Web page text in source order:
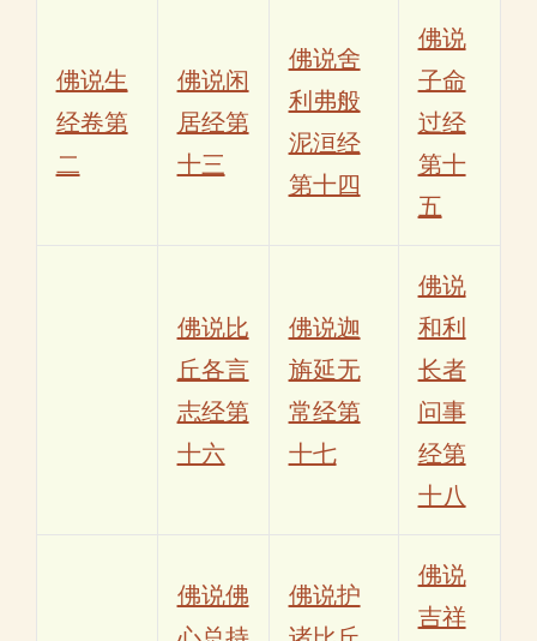
佛说生
经卷第
二
佛说闲
居经第
十三
佛说舍
利弗般
泥洹经
第十四
佛说
子命
过经
第十
五
佛说比
丘各言
志经第
十六
佛说迦
旃延无
常经第
十七
佛说
和利
长者
问事
经第
十八
佛说佛
佛说护
佛说
吉祥